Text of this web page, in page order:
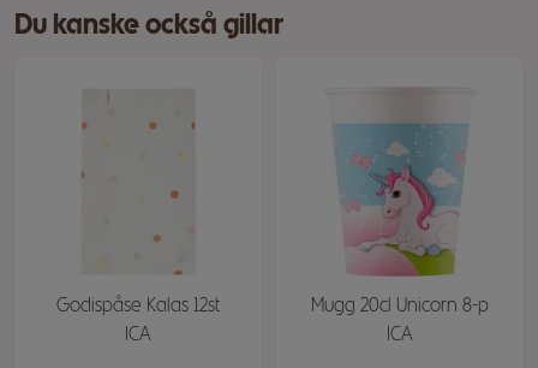
Du kanske också gillar
Godispåse Kalas 12st
ICA
Mugg 20cl Unicorn 8-p
ICA